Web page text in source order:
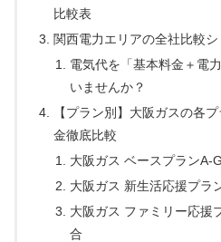
比較表
関西電力エリアの全社比較
電気代を「基本料金＋電
いませんか？
【プラン別】大阪ガスの各
金徹底比較
大阪ガス ベースプランA-
大阪ガス 新生活応援プラ
大阪ガス ファミリー応援
合